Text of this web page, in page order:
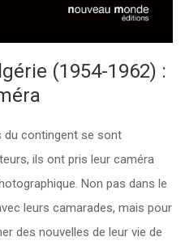
(1954-1962) :
du contingent se sont
ils ont pris leur caméra
Non pas dans le
leurs camarades, mais pour
des nouvelles de leur vie de